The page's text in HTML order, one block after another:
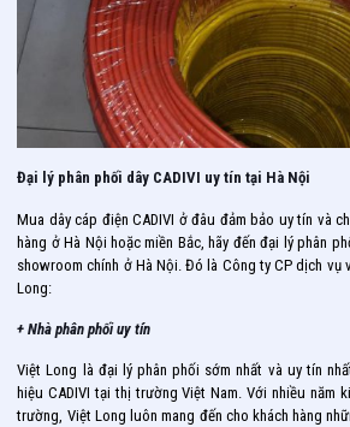
Đại lý phân phối dây CADIVI uy tín tại Hà Nội
Mua dây cáp điện CADIVI ở đâu đảm bảo uy tín và
hàng ở Hà Nội hoặc miền Bắc, hãy đến đại lý phân
showroom chính ở Hà Nội. Đó là Công ty CP dịch vụ
Long:
+ Nhà phân phối uy tín
Việt Long là đại lý phân phối sớm nhất và uy tín
hiệu CADIVI tại thị trường Việt Nam. Với nhiều năm
trường, Việt Long luôn mang đến cho khách hàng